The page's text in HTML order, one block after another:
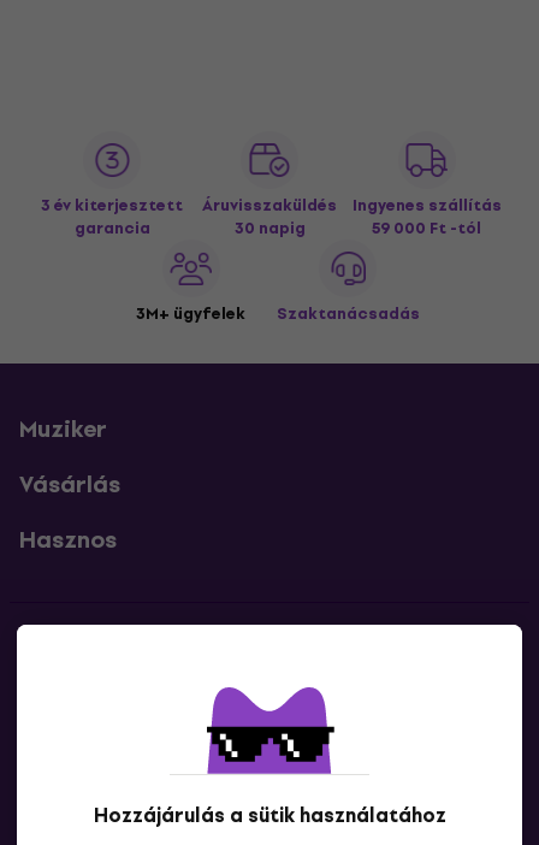
Hozzájárulás a sütik használatához
3 év kiterjesztett
garancia
Áruvisszaküldés
30 napig
Ingyenes szállítás
59 000 Ft -tól
3M+ ügyfelek Szaktanácsadás
Muziker
Vásárlás
Hasznos
Lépj kapcsolatba velünk